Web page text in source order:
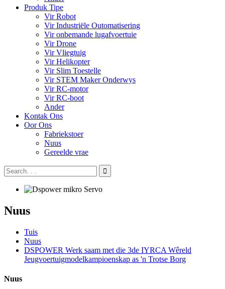
Produk Tipe
Vir Robot
Vir Industriële Outomatisering
Vir onbemande lugafvoertuie
Vir Drone
Vir Vliegtuig
Vir Helikopter
Vir Slim Toestelle
Vir STEM Maker Onderwys
Vir RC-motor
Vir RC-boot
Ander
Kontak Ons
Oor Ons
Fabriekstoer
Nuus
Gereelde vrae
Nuus
Tuis
Nuus
DSPOWER Werk saam met die 3de IYRCA Wêreld
Jeugvoertuigmodelkampioenskap as 'n Trotse Borg
Nuus